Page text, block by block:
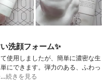
洗顔フォーム✨
使用しましたが、簡単に濃密な生
にできます。弾力のある、ふわっ
…続きを見る